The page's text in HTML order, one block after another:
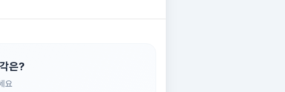
은?
요